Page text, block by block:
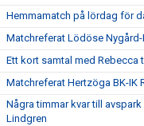
Hemmamatch på lördag för
Matchreferat Lödöse
Ett kort samtal med Rebecca
Matchreferat Hertzöga BK-IK
Några timmar kvar till
Lindgren